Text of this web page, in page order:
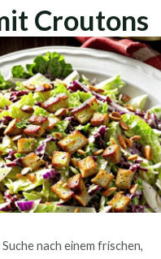
Croutons
nach einem frischen,